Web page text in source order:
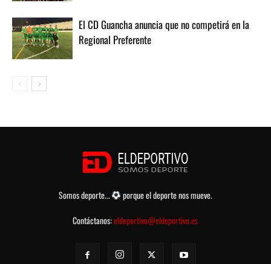
El CD Guancha anuncia que no competirá en la
Regional Preferente
Somos deporte...
porque el deporte nos mueve.
Contáctanos:eldeportivo@eldeportivo.es